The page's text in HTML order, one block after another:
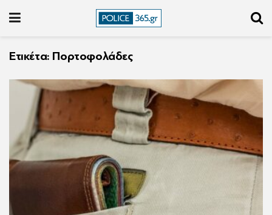
Ετικέτα: Πορτοφολάδες